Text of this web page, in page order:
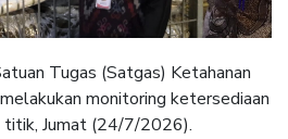
Tugas (Satgas) Ketahanan
monitoring ketersediaan
titik, Jumat (24/7/2026).